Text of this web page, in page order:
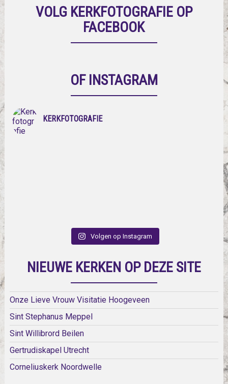
VOLG KERKFOTOGRAFIE OP
FACEBOOK
OF INSTAGRAM
KERKFOTOGRAFIE
Volgen op Instagram
NIEUWE KERKEN OP DEZE SITE
Onze Lieve Vrouw Visitatie Hoogeveen
Sint Stephanus Meppel
Sint Willibrord Beilen
Gertrudiskapel Utrecht
Corneliuskerk Noordwelle